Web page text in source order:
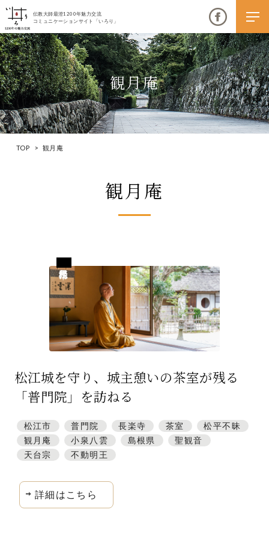
伝教大師最澄1200年魅力交流
コミュニケーションサイト「いろり」
伝教大師最澄1200年魅力交流
いろりとは
大学コラボプロジェクト
いろり端
特集「一隅を照らす」
探訪「1200年の魅力交流」
日本文化を探る
ニュース & トピックス
お問い合わせ
観月庵
TOP > 観月庵
観月庵
松江城を守り、城主憩いの茶室が残る
「普門院」を訪ねる
松江市 普門院 長楽寺 茶室
松平不昧
観月庵
小泉八雲 島根県
聖観音
天台宗
不動明王
詳細はこちら